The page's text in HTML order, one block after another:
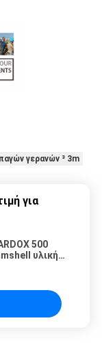
γερανών ³ 3m
για
500
υλική